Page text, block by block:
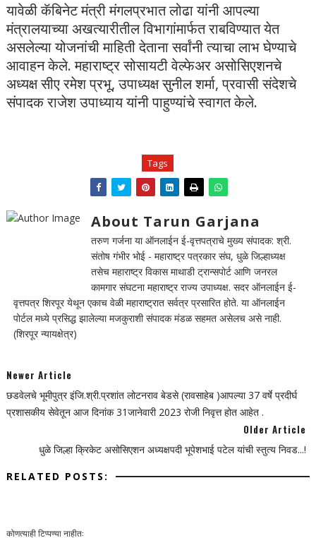
यावेळी कॅबिनेट मंत्री मंगलप्रभात लोढा यांनी आपल्या
मंत्रालयाच्या अखत्यारीतील विभागांमार्फत राबविण्यात येत
असलेल्या योजनांची माहिती देताना सर्वांनी त्याचा लाभ घेण्याचे
आवाहन केले. महाराष्ट्र सोसायटी वेल्फेअर असोसिएशनचे
अध्यक्ष सीए रमेश प्रभू, उपाध्यक्ष सुनील शर्मा, प्रवासी संदेशचे
संपादक राजेश उपाध्याय यांनी पाहुण्यांचे स्वागत केले.
Tags
About Tarun Garjana
तरुण गर्जना या ऑनलाईन ई-वृत्तपत्राचे मुख्य संपादक: श्री.
संतोष गंभीर भोई - महाराष्ट्र पत्रकार संघ, धुळे जिल्हाध्यक्ष
तसेच महाराष्ट्र विकास माथाडी ट्रान्सपोर्ट आणि जनरल
कामगार संघटना महाराष्ट्र राज्य उपाध्यक्ष. सदर ऑनलाईन ई-
वृत्तपत्र शिरपूर येथून एकाच वेळी महाराष्ट्रात सर्वत्र प्रसारित होते. या ऑनलाईन
पोर्टल मध्ये प्रसिद्ध झालेल्या मजकुराशी संपादक मंडळ सहमत असेलच असे नाही.
(शिरपूर न्यायक्षेत्र)
Newer Article
छडवेलचे भूमीपुत्र इंजि.श्री.प्रशांत लोटनराव बेडसे (रावसाहेब )आपल्या 37 वर्षे प्रदीर्घ
प्रशासकीय सेवेतून आज दिनांक 31जानेवारी 2023 रोजी निवृत्त होत आहेत .
Older Article
धुळे जिल्हा क्रिकेट असोसिएशन अध्यक्षपदी भूपेशभाई पटेल यांची स्तुत्य निवड...!
RELATED POSTS:
कोणत्याही टिप्पण्‍या नाहीत: